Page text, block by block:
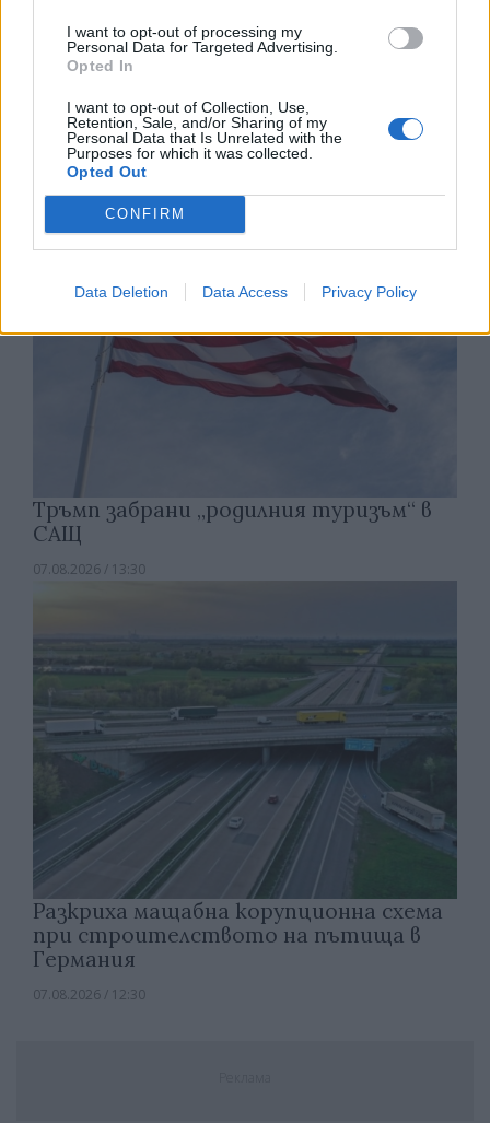
I want to opt-out of processing my
Personal Data for Targeted Advertising.
Opted In
I want to opt-out of Collection, Use,
Retention, Sale, and/or Sharing of my
Personal Data that Is Unrelated with the
Purposes for which it was collected.
Opted Out
CONFIRM
Data Deletion Data Access Privacy Policy
Хирошима призова за мир и
недопускане на нова ядрена трагедия
07.08.2026 / 14:00
Тръмп забрани „родилния туризъм“ в
САЩ
07.08.2026 / 13:30
Разкриха мащабна корупционна схема
при строителството на пътища в
Германия
07.08.2026 / 12:30